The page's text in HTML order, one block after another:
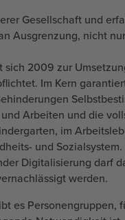
Gesellschaft und
Ausgrenzung, nicht
sich 2009 zur
Im Kern
Arbeiten und die
im
und Sozialsystem.
Digitalisierung darf
werden.
es Personengruppen,